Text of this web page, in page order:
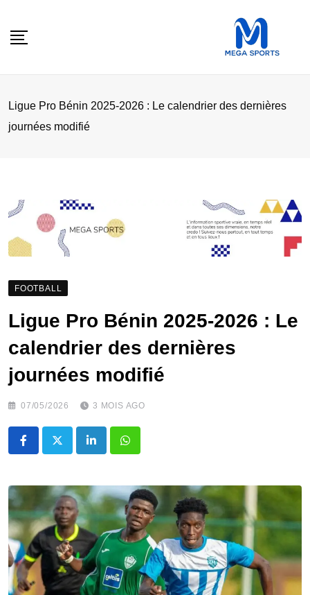
Ligue Pro Bénin 2025-2026 : Le calendrier des dernières
journées modifié
FOOTBALL
Ligue Pro Bénin 2025-2026 : Le
calendrier des dernières
journées modifié
07/05/2026 3 MOIS AGO
LinkedInWhatsapp